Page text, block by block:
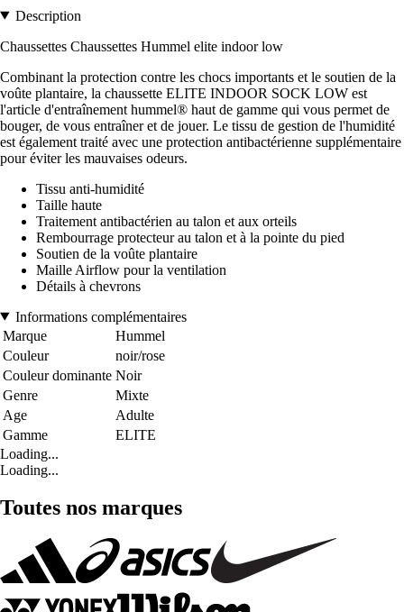
Description
Chaussettes Chaussettes Hummel elite indoor low
Combinant la protection contre les chocs importants et le soutien de la
voûte plantaire, la chaussette ELITE INDOOR SOCK LOW est
l'article d'entraînement hummel® haut de gamme qui vous permet de
bouger, de vous entraîner et de jouer. Le tissu de gestion de l'humidité
est également traité avec une protection antibactérienne supplémentaire
pour éviter les mauvaises odeurs.
Tissu anti-humidité
Taille haute
Traitement antibactérien au talon et aux orteils
Rembourrage protecteur au talon et à la pointe du pied
Soutien de la voûte plantaire
Maille Airflow pour la ventilation
Détails à chevrons
Informations complémentaires
Marque
Hummel
Couleur
noir/rose
Couleur dominante Noir
Genre
Mixte
Age
Adulte
Gamme
ELITE
Loading...
Loading...
Toutes nos marques